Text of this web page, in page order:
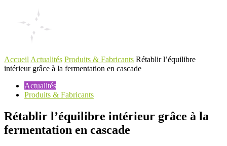
Accueil Actualités Produits & Fabricants Rétablir l’équilibre
intérieur grâce à la fermentation en cascade
Actualités
Produits & Fabricants
Rétablir l’équilibre intérieur grâce à la
fermentation en cascade